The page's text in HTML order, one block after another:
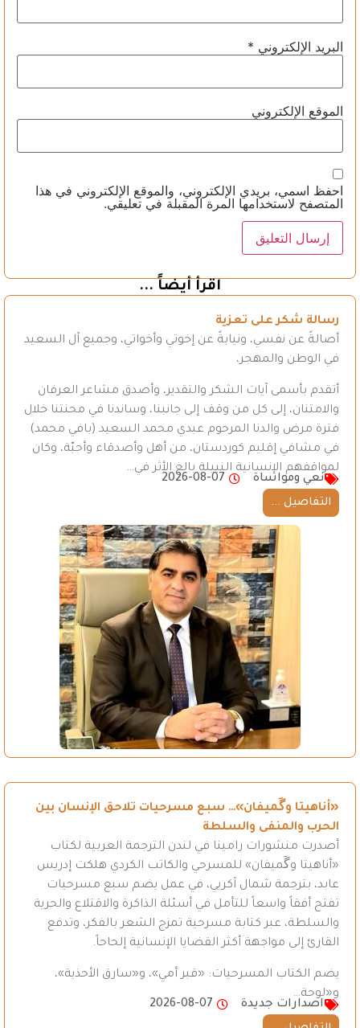
البريد الإلكتروني *
الموقع الإلكتروني
احفظ اسمي، بريدي الإلكتروني، والموقع الإلكتروني في هذا
المتصفح لاستخدامها المرة المقبلة في تعليقي.
اقرأ أيضاً ...
رسالة شكر على تعزية
أصالةً عن نفسي، ونيابةً عن إخوتي وأخواتي، وجميع آل السعيد
في الوطن والمهجر،
أتقدم بأسمى آيات الشكر والتقدير، وأصدق مشاعر العرفان
والامتنان، إلى كل من وقف إلى جانبنا، وساندنا في محنتنا خلال
فترة مرض والدنا المرحوم عبدي محمد السعيد (بافي محمد)
في مشافي إقليم كوردستان، من أهل وأصدقاء وأحبّة، وكان
لمواقفهم الإنسانية النبيلة بالغ الأثر في…
نعي ومواساة
2026-08-07
التفاصيل ...
«أناهيتا وگَميفان»… سبع مسرحيات تلاحق الإنسان بين
الحرب والمنفى والسلطة
أصدرت منشورات رامينا في لندن الترجمة العربية لكتاب
«أناهيتا وگَميفان» للمسرحي والكاتب الكردي هلكت إدريس
عابد، بترجمة شمال آكريي، في عمل يضم سبع مسرحيات
تفتح أفقاً واسعاً للتأمل في أسئلة الذاكرة والاقتلاع والحرية
والسلطة، عبر كتابة مسرحية تمزج الشعر بالفكر، وتدفع
القارئ إلى مواجهة أكثر القضايا الإنسانية إلحاحاً.
يضم الكتاب المسرحيات: «قبر أمي»، و«سارق الأحذية»،
و«لوحة…
اصدارات جديدة
2026-08-07